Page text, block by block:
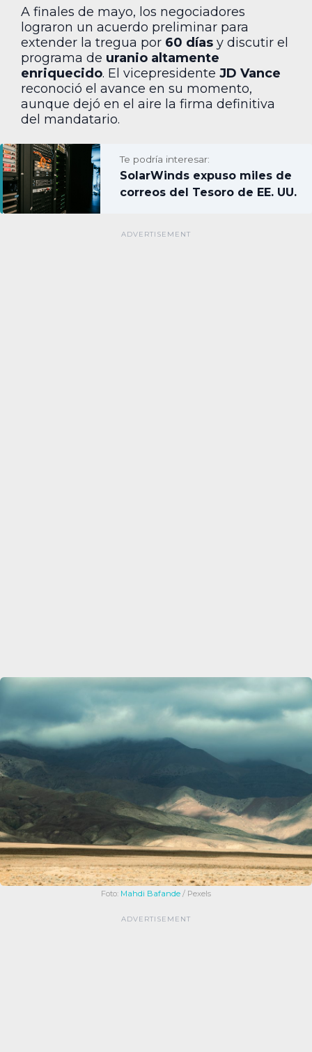
A finales de mayo, los negociadores
lograron un acuerdo preliminar para
extender la tregua por 60 días y discutir el
programa de uranio altamente
enriquecido. El vicepresidente JD Vance
reconoció el avance en su momento,
aunque dejó en el aire la firma definitiva
del mandatario.
Te podría interesar:
SolarWinds expuso miles de
correos del Tesoro de EE. UU.
Foto: Mahdi Bafande / Pexels